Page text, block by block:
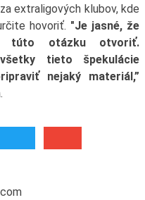
extraligových klubov, kde
hovoriť. "Je jasné, že
túto otázku otvoriť.
tieto špekulácie
nejaký materiál,”